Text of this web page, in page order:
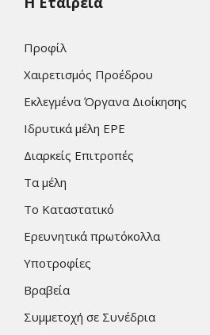
Προφίλ
Χαιρετισμός Προέδρου
Εκλεγμένα Όργανα Διοίκησης
Ιδρυτικά μέλη ΕΡΕ
Διαρκείς Επιτροπές
Τα μέλη
Το Καταστατικό
Ερευνητικά πρωτόκολλα
Υποτροφίες
Βραβεία
Συμμετοχή σε Συνέδρια